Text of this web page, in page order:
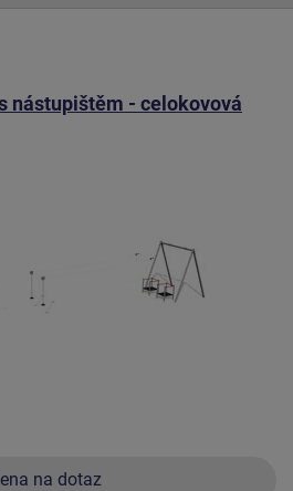
nástupištěm - celokovová
na dotaz